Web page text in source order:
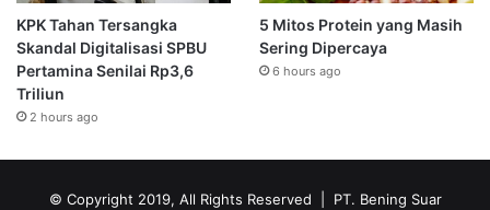
KPK Tahan Tersangka
Skandal Digitalisasi SPBU
Pertamina Senilai Rp3,6
Triliun
2 hours ago
5 Mitos Protein yang Masih
Sering Dipercaya
6 hours ago
© Copyright 2019, All Rights Reserved | PT. Bening Suar